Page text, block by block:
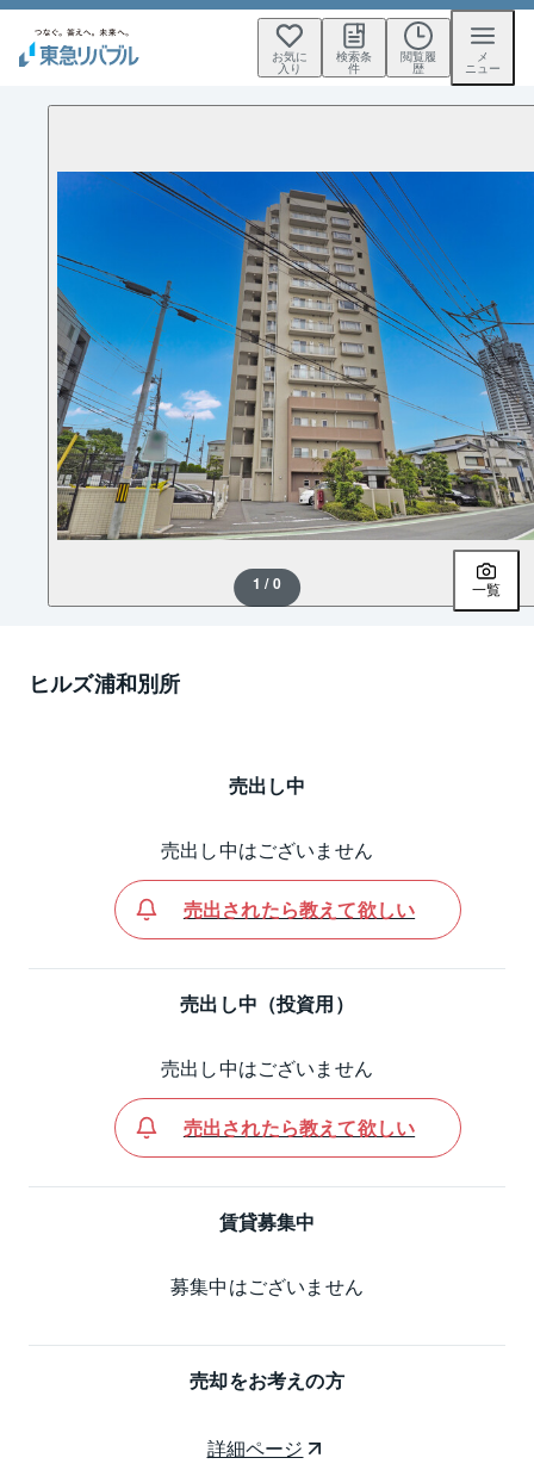
お気に
入り
検索条
件
閲覧履
歴
メ
ニュー
1 / 0 一覧
ヒルズ浦和別所
売出し中
売出し中はございません
売出されたら教えて欲しい
売出し中（投資用）
売出し中はございません
売出されたら教えて欲しい
賃貸募集中
募集中はございません
売却をお考えの方
詳細ページ